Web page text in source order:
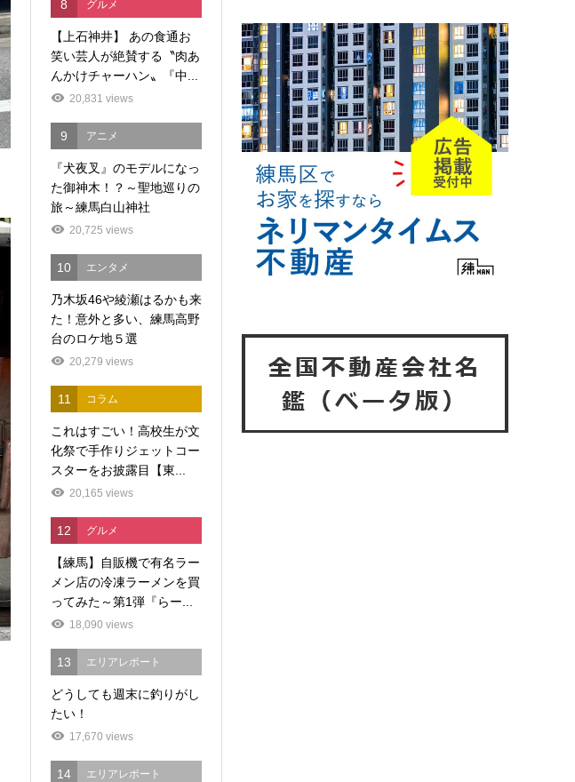
8 グルメ
【上石神井】 あの食通お
笑い芸人が絶賛する〝肉あ
んかけチャーハン〟『中...
20,831 views
9 アニメ
『犬夜叉』のモデルになっ
た御神木！？～聖地巡りの
旅～練馬白山神社
20,725 views
10 エンタメ
乃木坂46や綾瀬はるかも来
た！意外と多い、練馬高野
台のロケ地５選
20,279 views
11 コラム
これはすごい！高校生が文
化祭で手作りジェットコー
スターをお披露目【東...
20,165 views
12 グルメ
【練馬】自販機で有名ラー
メン店の冷凍ラーメンを買
ってみた～第1弾『らー...
18,090 views
13 エリアレポート
どうしても週末に釣りがし
たい！
17,670 views
14 エリアレポート